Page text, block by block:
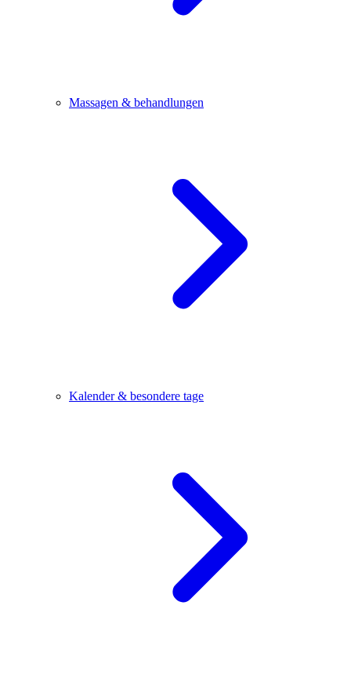
Massagen & behandlungen
Kalender & besondere tage